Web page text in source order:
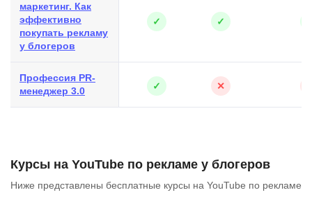
маркетинг. Как
эффективно
покупать рекламу
у блогеров
✓ ✓
Профессия PR-
менеджер 3.0
✓ ✕
Курсы на YouTube по рекламе у блогеров
Ниже представлены бесплатные курсы на YouTube по рекламе